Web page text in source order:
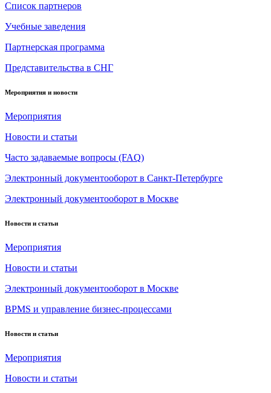
Список партнеров
Учебные заведения
Партнерская программа
Представительства в СНГ
Мероприятия и новости
Мероприятия
Новости и статьи
Часто задаваемые вопросы (FAQ)
Электронный документооборот в Санкт-Петербурге
Электронный документооборот в Москве
Новости и статьи
Мероприятия
Новости и статьи
Электронный документооборот в Москве
BPMS и управление бизнес-процессами
Новости и статьи
Мероприятия
Новости и статьи